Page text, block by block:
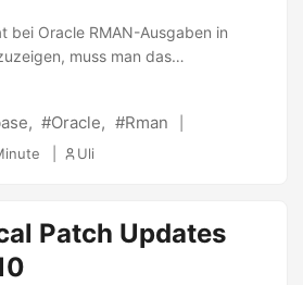
bei Oracle RMAN-Ausgaben in
muss man das
Eine Ausgabe vorher: 1 2 3
Device Type Elapsed Time
---- -- ---------- ----------- --------
Full 1.72G SBT_TAPE 00:00:55
Mon-YYYY HH24:MI:SS' Die
4 5 BS Key Type LV Size Device
Time ------- ---- -- ---------
Oracle Rman
Uli
Patch Updates